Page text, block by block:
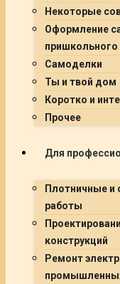
Некоторые
Оформление
пришкольного
Самоделки
Ты и твой дом
Коротко и
Прочее
Для
Плотничные и
работы
конструкций
Ремонт